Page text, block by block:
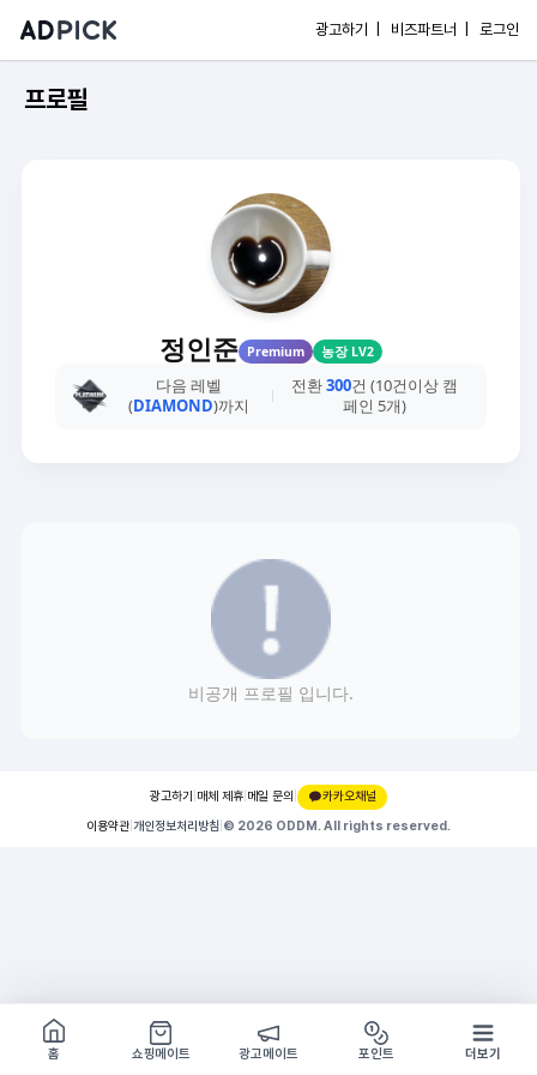
광고하기 | 비즈파트너 | 로그인
프로필
정인준 Premium 농장 LV2
다음 레벨
(DIAMOND)까지
전환300건 (10건이상 캠
페인 5개)
비공개 프로필 입니다.
광고하기 매체 제휴 메일 문의 |
카카오채널
이용약관 개인정보처리방침 © 2026 ODDM. All rights reserved.
쇼핑몰 구경하기
방문시 1G
홈
쇼핑메이트 광고메이트 포인트 더보기